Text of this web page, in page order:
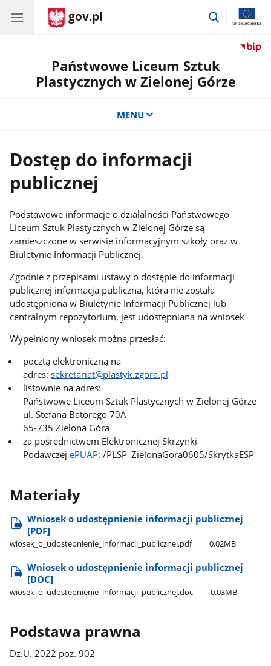
gov.pl
przejdź
Państwowe Liceum Sztuk
Plastycznych w Zielonej Górze
MENU
Dostęp do informacji
publicznej
Podstawowe informacje o działalności Państwowego
Liceum Sztuk Plastycznych w Zielonej Górze są
zamieszczone w serwisie informacyjnym szkoły oraz w
Biuletynie Informacji Publicznej.
Zgodnie z przepisami ustawy o dostępie do informacji
publicznej informacja publiczna, która nie została
udostępniona w Biuletynie Informacji Publicznej lub
centralnym repozytorium, jest udostępniana na wniosek
Wypełniony wniosek można przesłać:
pocztą elektroniczną na
adres:sekretariat@plastyk.zgora.pl
listownie na adres:
Państwowe Liceum Sztuk Plastycznych w Zielonej Górze
ul. Stefana Batorego 70A
65-735 Zielona Góra
za pośrednictwem Elektronicznej Skrzynki
PodawczejePUAP: /PLSP_ZielonaGora0605/SkrytkaESP
Materiały
Wniosek o udostępnienie informacji publicznej
[PDF]
wiosek​_o​_udostepnienie​_informacji​_publicznej.pdf 0.02MB
Wniosek o udostępnienie informacji publicznej
[DOC]
wiosek​_o​_udostepnienie​_informacji​_publicznej.doc 0.03MB
Podstawa prawna
Dz.U. 2022 poz. 902